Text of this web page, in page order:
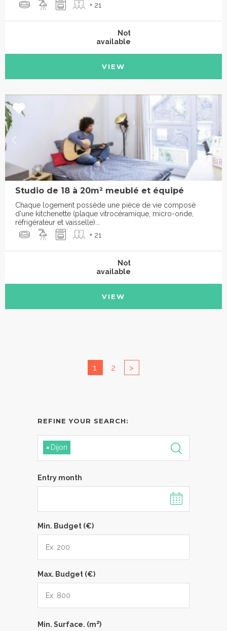
+ 21
Not
available
VIEW
Studio de 18 à 20m² meublé et équipé
Chaque logement possède une pièce de vie composé
d'une kitchenette (plaque vitrocéramique, micro-onde,
réfrigérateur et vaisselle)...
+ 21
Not
available
VIEW
1 2 >
REFINE YOUR SEARCH:
× Dijon
Entry month
Min. Budget (€)
Max. Budget (€)
Min. Surface. (m2)